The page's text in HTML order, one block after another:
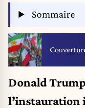
Sommaire
Donald
l’instauration